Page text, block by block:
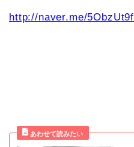
http://naver.me/5ObzUt9f